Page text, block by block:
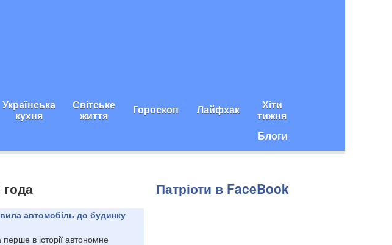
Українська
кухня
Світське
життя Гороскоп Лайфхак Хіти
тижня
Блоги
автомобіль до будинку
в історії автономне
Патріоти в FaceBook